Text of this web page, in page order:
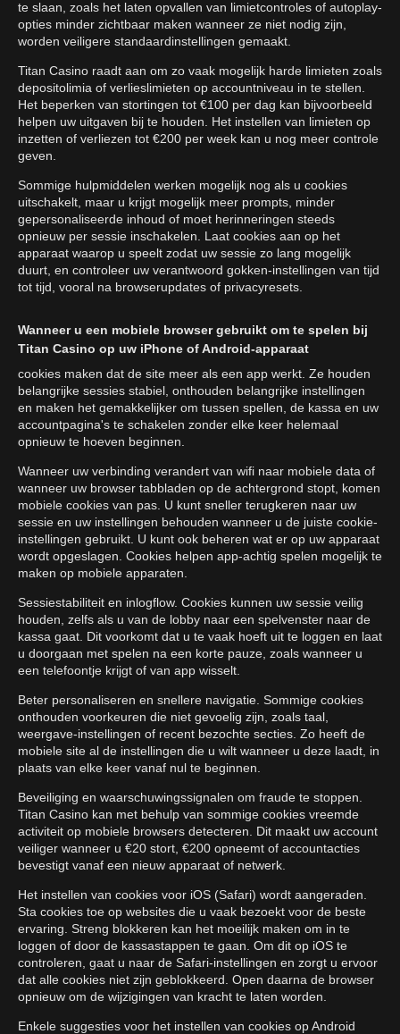
te slaan, zoals het laten opvallen van limietcontroles of autoplay-
opties minder zichtbaar maken wanneer ze niet nodig zijn,
worden veiligere standaardinstellingen gemaakt.
Titan Casino raadt aan om zo vaak mogelijk harde limieten zoals
depositolimia of verlieslimieten op accountniveau in te stellen.
Het beperken van stortingen tot €100 per dag kan bijvoorbeeld
helpen uw uitgaven bij te houden. Het instellen van limieten op
inzetten of verliezen tot €200 per week kan u nog meer controle
geven.
Sommige hulpmiddelen werken mogelijk nog als u cookies
uitschakelt, maar u krijgt mogelijk meer prompts, minder
gepersonaliseerde inhoud of moet herinneringen steeds
opnieuw per sessie inschakelen. Laat cookies aan op het
apparaat waarop u speelt zodat uw sessie zo lang mogelijk
duurt, en controleer uw verantwoord gokken-instellingen van tijd
tot tijd, vooral na browserupdates of privacyresets.
Wanneer u een mobiele browser gebruikt om te spelen bij
Titan Casino op uw iPhone of Android-apparaat
cookies maken dat de site meer als een app werkt. Ze houden
belangrijke sessies stabiel, onthouden belangrijke instellingen
en maken het gemakkelijker om tussen spellen, de kassa en uw
accountpagina's te schakelen zonder elke keer helemaal
opnieuw te hoeven beginnen.
Wanneer uw verbinding verandert van wifi naar mobiele data of
wanneer uw browser tabbladen op de achtergrond stopt, komen
mobiele cookies van pas. U kunt sneller terugkeren naar uw
sessie en uw instellingen behouden wanneer u de juiste cookie-
instellingen gebruikt. U kunt ook beheren wat er op uw apparaat
wordt opgeslagen. Cookies helpen app-achtig spelen mogelijk te
maken op mobiele apparaten.
Sessiestabiliteit en inlogflow. Cookies kunnen uw sessie veilig
houden, zelfs als u van de lobby naar een spelvenster naar de
kassa gaat. Dit voorkomt dat u te vaak hoeft uit te loggen en laat
u doorgaan met spelen na een korte pauze, zoals wanneer u
een telefoontje krijgt of van app wisselt.
Beter personaliseren en snellere navigatie. Sommige cookies
onthouden voorkeuren die niet gevoelig zijn, zoals taal,
weergave-instellingen of recent bezochte secties. Zo heeft de
mobiele site al de instellingen die u wilt wanneer u deze laadt, in
plaats van elke keer vanaf nul te beginnen.
Beveiliging en waarschuwingssignalen om fraude te stoppen.
Titan Casino kan met behulp van sommige cookies vreemde
activiteit op mobiele browsers detecteren. Dit maakt uw account
veiliger wanneer u €20 stort, €200 opneemt of accountacties
bevestigt vanaf een nieuw apparaat of netwerk.
Het instellen van cookies voor iOS (Safari) wordt aangeraden.
Sta cookies toe op websites die u vaak bezoekt voor de beste
ervaring. Streng blokkeren kan het moeilijk maken om in te
loggen of door de kassastappen te gaan. Om dit op iOS te
controleren, gaat u naar de Safari-instellingen en zorgt u ervoor
dat alle cookies niet zijn geblokkeerd. Open daarna de browser
opnieuw om de wijzigingen van kracht te laten worden.
Enkele suggesties voor het instellen van cookies op Android